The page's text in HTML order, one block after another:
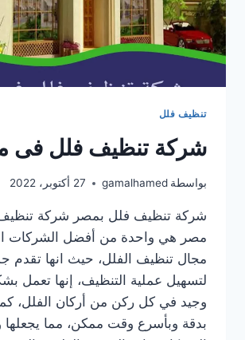
تنظيف فلل
شركة تنظيف فلل فى
بواسطة gamalhamed 27 أكتوبر، 2022
شركة تنظيف فلل بمصر شركة
مصر هي واحدة من أفضل الشركات
مجال تنظيف الفلل، حيث انها تقدم
لتسهيل عملية التنظيف، إنها تعمل
وجيد في كل ركن من أركان الفلل،
بدقة وبأسرع وقت ممكن، مما